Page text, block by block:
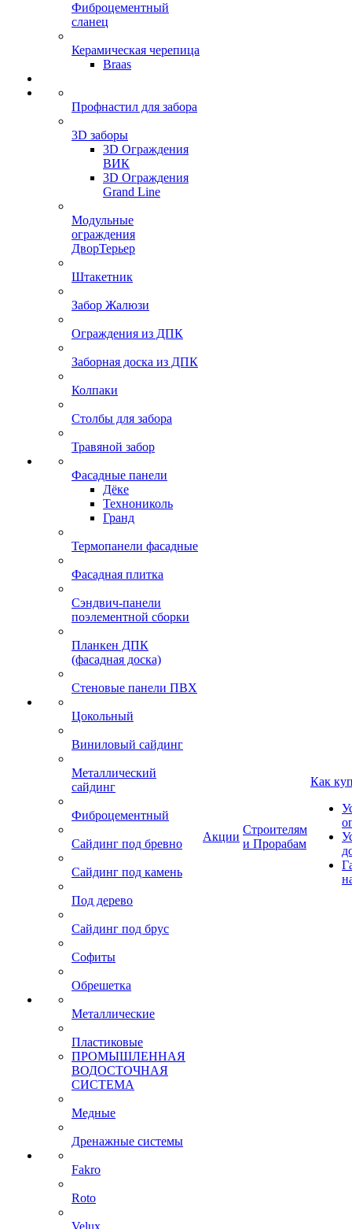
Фиброцементный
сланец
Керамическая черепица
Braas
Профнастил для забора
3D заборы
3D Ограждения
ВИК
3D Ограждения
Grand Line
Модульные
ограждения
ДворТерьер
Штакетник
Забор Жалюзи
Ограждения из ДПК
Заборная доска из ДПК
Колпаки
Столбы для забора
Травяной забор
Фасадные панели
Дёке
Технониколь
Гранд
Термопанели фасадные
Фасадная плитка
Сэндвич-панели
поэлементной сборки
Планкен ДПК
(фасадная доска)
Стеновые панели ПВХ
Цокольный
Виниловый сайдинг
Металлический
сайдинг
Фиброцементный
Сайдинг под бревно
Сайдинг под камень
Под дерево
Сайдинг под брус
Софиты
Обрешетка
Металлические
Пластиковые
ПРОМЫШЛЕННАЯ
ВОДОСТОЧНАЯ
СИСТЕМА
Медные
Дренажные системы
Fakro
Roto
Velux
Акции
Строителям
и Прорабам
Как